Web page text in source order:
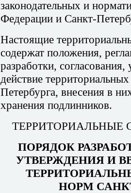
законодательных и
Федерации и Санкт-
Настоящие
содержат положения,
разработки,
действие
Петербурга, внесения в
хранения подлинников.
ТЕРРИТОРИАЛЬНЫЕ
ПОРЯДОК
УТВЕРЖДЕНИЯ И
НОРМ